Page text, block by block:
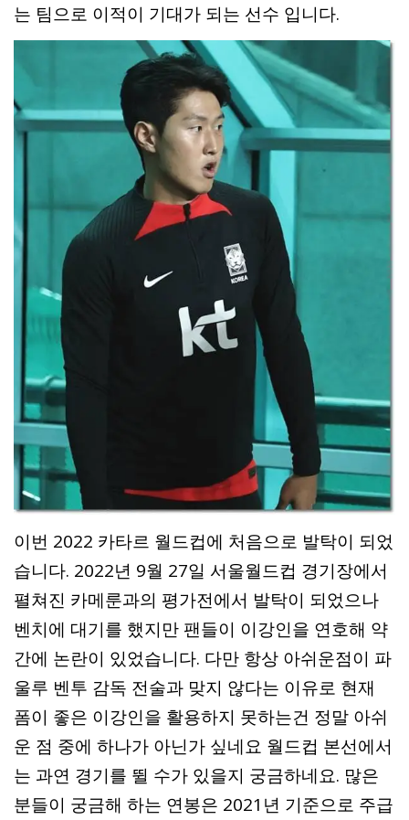
는 팀으로 이적이 기대가 되는 선수 입니다.
이번 2022 카타르 월드컵에 처음으로 발탁이 되었
습니다. 2022년 9월 27일 서울월드컵 경기장에서
펼쳐진 카메룬과의 평가전에서 발탁이 되었으나
벤치에 대기를 했지만 팬들이 이강인을 연호해 약
간에 논란이 있었습니다. 다만 항상 아쉬운점이 파
울루 벤투 감독 전술과 맞지 않다는 이유로 현재
폼이 좋은 이강인을 활용하지 못하는건 정말 아쉬
운 점 중에 하나가 아닌가 싶네요 월드컵 본선에서
는 과연 경기를 뛸 수가 있을지 궁금하네요. 많은
분들이 궁금해 하는 연봉은 2021년 기준으로 주급